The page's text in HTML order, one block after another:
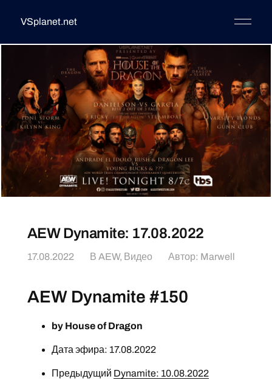
VSplanet.net
AEW Dynamite: 17.08.2022
17.08.2022 В AEW, Видео Автор: Marwell
AEW Dynamite #150
by House of Dragon
Дата эфира: 17.08.2022
Предыдущий Dynamite: 10.08.2022